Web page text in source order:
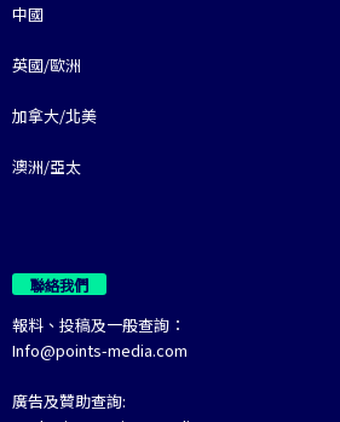
中國
英國/歐洲
加拿大/北美
澳洲/亞太
聯絡我們
報料、投稿及一般查詢：
Info@points-media.com
廣告及贊助查詢: